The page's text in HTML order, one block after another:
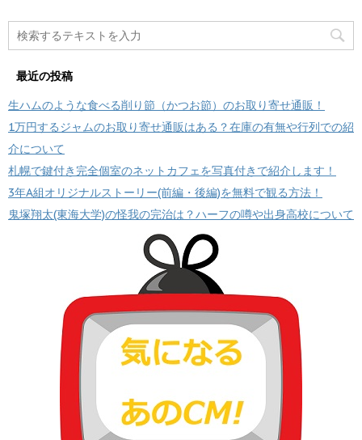
最近の投稿
生ハムのような食べる削り節（かつお節）のお取り寄せ通販！
1万円するジャムのお取り寄せ通販はある？在庫の有無や行列での紹
介について
札幌で鍵付き完全個室のネットカフェを写真付きで紹介します！
3年A組オリジナルストーリー(前編・後編)を無料で観る方法！
鬼塚翔太(東海大学)の怪我の完治は？ハーフの噂や出身高校について